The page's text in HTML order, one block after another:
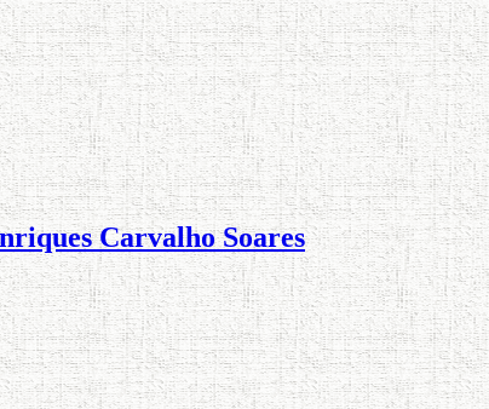
Carvalho Soares